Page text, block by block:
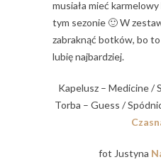
musiała mieć
tym sezonie 🙂 W
zabraknąć botków, bo
lubię najbardziej.
Kapelusz – Medicine /
Torba – Guess /
fot Justyna